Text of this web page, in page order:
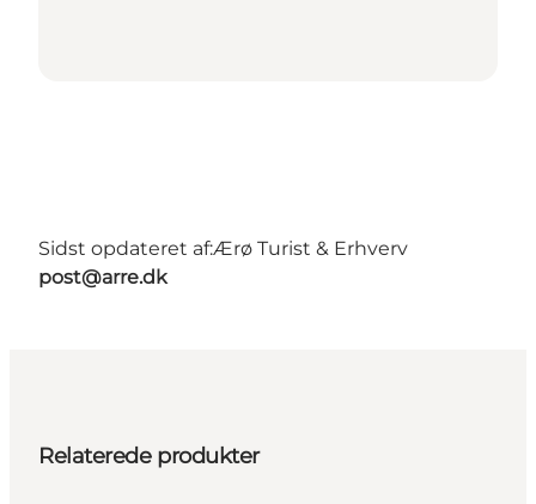
Sidst opdateret af:Ærø Turist & Erhverv
post@arre.dk
Relaterede produkter